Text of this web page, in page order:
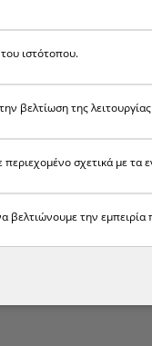
ιστότοπου.
βελτίωση της
σχετικά με τα
βελτιώνουμε την